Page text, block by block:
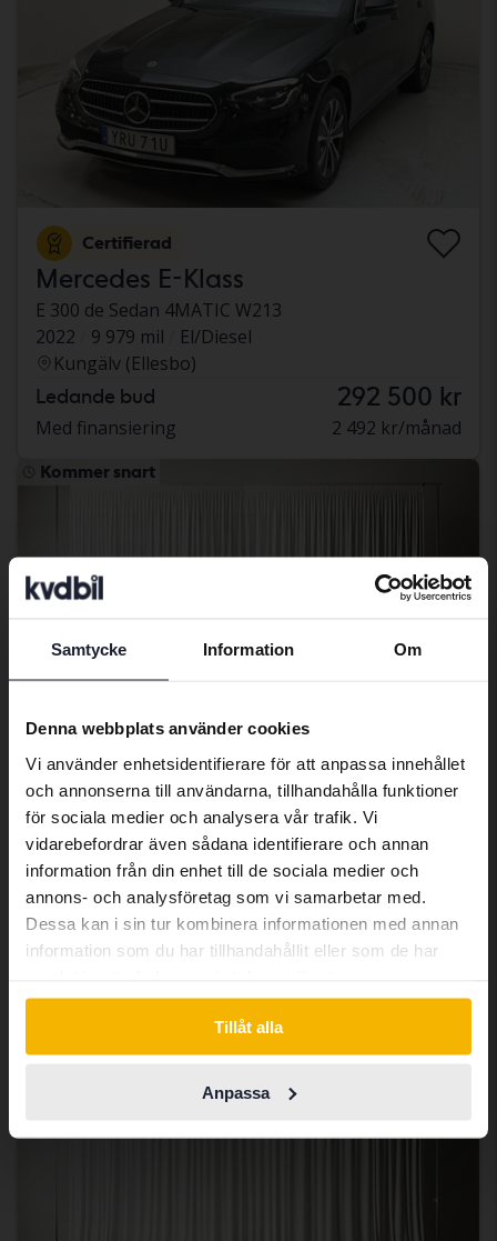
Samtycke Information Om
Denna webbplats använder cookies
Vi använder enhetsidentifierare för att anpassa innehållet
och annonserna till användarna, tillhandahålla funktioner
för sociala medier och analysera vår trafik. Vi
vidarebefordrar även sådana identifierare och annan
information från din enhet till de sociala medier och
annons- och analysföretag som vi samarbetar med.
Dessa kan i sin tur kombinera informationen med annan
information som du har tillhandahållit eller som de har
Tillåt alla
Anpassa
Certifierad
Mercedes E-Klass
E 300 de Sedan 4MATIC W213
2022
9 979 mil
El/Diesel
Kungälv (Ellesbo)
Ledande bud 292 500 kr
Med finansiering 2 492 kr/månad
Kommer snart
Mercedes E-Klass
E 300 de Kombi 4MATIC S213
2023
5 693 mil
El/Diesel
Åkersberga (Runö)
Utgångspris Kommer snart
Preferred language
We have detected that your browser
Swedish. To better service our friends
abroad we have an English language
site (kvdcars.com) that contains all the
same vehicles and services.
Continue in Swedish